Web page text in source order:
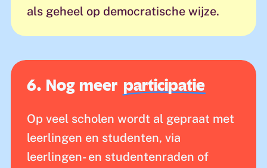
als geheel op democratische wijze.
6. Nog meer participatie
Op veel scholen wordt al gepraat met
leerlingen en studenten, via
leerlingen- en studentenraden of